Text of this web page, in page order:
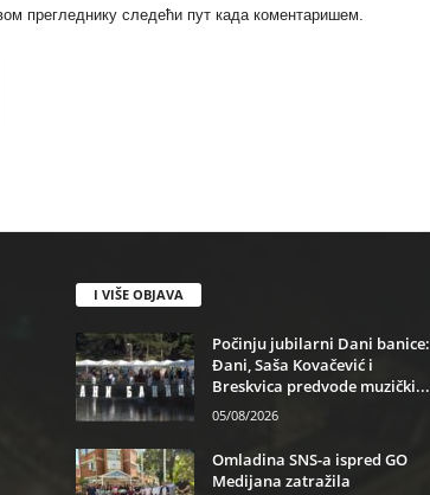
прегледнику следећи пут када коментаришем.
I VIŠE OBJAVA
Počinju jubilarni Dani banice:
Đani, Saša Kovačević i
Breskvica predvode muzički...
05/08/2026
Omladina SNS-a ispred GO
Medijana zatražila